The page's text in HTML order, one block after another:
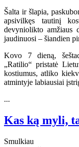
Šalta ir šlapia,
apsivilkęs tautinį
devyniolikto amžiaus
jaudinuosi – šiandien
Kovo 7 dieną,
„Ratilio“ pristatė
kostiumus, atliko
atmintyje labiausiai
...
Kas ką myli,
Smulkiau